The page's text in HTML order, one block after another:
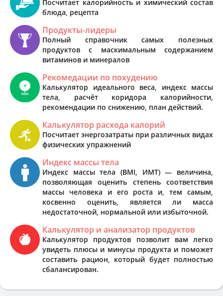
Посчитает калорийность и химический состав
блюда, рецепта
Продукты-лидеры
Полный справочник самых полезных
продуктов с маскимальным содержанием
витаминов и минералов
Рекомедации по похудению
Калькулятор идеального веса, индекс массы
тела, расчёт коридора калорийности,
рекомендации по снижению, план действий.
Калькулятор расхода калорий
Посчитает энергозатраты при различных видах
физических упражнений
Индекс массы тела
Индекс массы тела (BMI, ИМТ) — величина,
позволяющая оценить степень соответствия
массы человека и его роста и, тем самым,
косвенно оценить, является ли масса
недостаточной, нормальной или избыточной.
Калькулятор и анализатор продуктов
Калькулятор продуктов позволит вам легко
увидеть плюсы и минусы продукта и поможет
составить рацион, который будет полностью
сбалансирован.